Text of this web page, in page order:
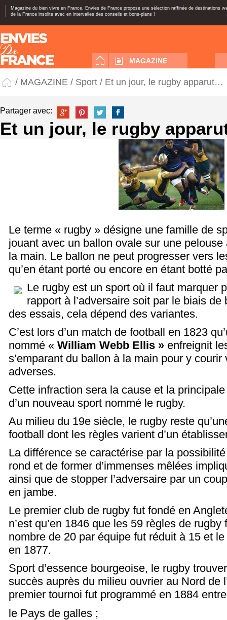
Magazine du bien vivre en France, Envies de France propose une sélection raffinée de destinations
de la France insolite avec en intervalles des conseils et bons-plans !
MAGAZINE
/ MAGAZINE / Sport / Et un jour, le rugby apparut…
Partager avec:
Et un jour, le rugby
Le terme « rugby » désigne une famille de
jouant avec un ballon ovale sur une
la main. Le ballon ne peut progresser vers
qu’en étant porté ou encore en étant botté
Le rugby est un sport où il faut marquer
rapport à l’adversaire soit par le biais
des essais, cela dépend des variantes.
C’est lors d’un match de football en 1823
nommé « William Webb Ellis » enfreignit
s’emparant du ballon à la main pour y courir
adverses.
Cette infraction sera la cause et la
d’un nouveau sport nommé le rugby.
Au milieu du 19e siècle, le rugby reste
football dont les règles varient d’un
La différence se caractérise par la
rond et de former d’immenses mêlées
ainsi que de stopper l’adversaire par un
en jambe.
Le premier club de rugby fut fondé en
n’est qu’en 1846 que les 59 règles de
nombre de 20 par équipe fut réduit à 15 et
en 1877.
Sport d’essence bourgeoise, le rugby
succès auprès du milieu ouvrier au Nord de
premier tournoi fut programmé en 1884
le Pays de galles ;